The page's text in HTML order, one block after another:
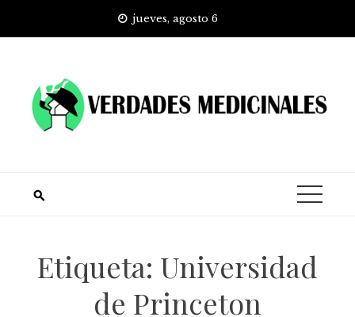
jueves, agosto 6
Etiqueta: Universidad
de Princeton